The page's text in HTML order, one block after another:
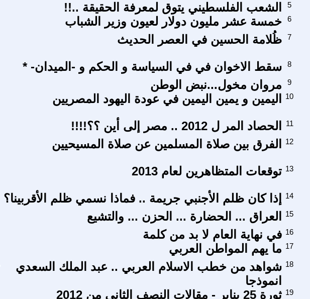
الشعب الفلسطيني يتوق لمعرفة الحقيقة ..!!
5
خمسة عشر مليون دولار لعيون وزير الشباب 6
ظُلامة الحسين في العصر الحديث 7
سقط الاخوان في في السياسة و الحكم و -الميدان- * 8
مروان مخول...نبض الوطن
9
اليمين و يمين اليمين في عودة اليهود المصريين 10
الحصاد المر ل 2012 .. مصر إلى أين ؟؟!!!! 11
الفرق بين صلاة المسلمين عن صلاة المسيحيين 12
توقعات المتظاهرين لعام 2013 13
إذا كان ظلم الأجنبي جريمة .. فماذا نسمي ظلم الأقربينا؟ 14
العراق ... الحضارة ... الحزن ... والتشيع 15
في نهاية العام لا بد من كلمة 16
ما يهم المواطن العربي 17
شواهد من خطب الاسلام العربي .. عبد الملك السعدي
انموذجا
18
ثورة 25 يناير - مقالات النصف الثانى من 2012 19